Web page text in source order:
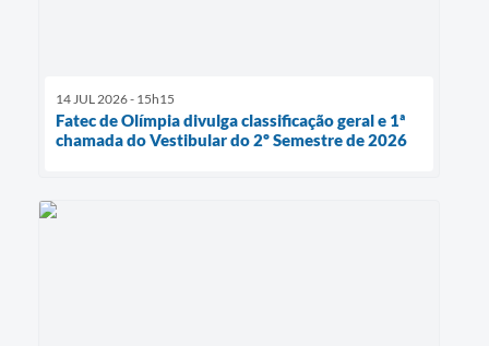
14 JUL 2026 - 15h15
Fatec de Olímpia divulga classificação geral e 1ª
chamada do Vestibular do 2º Semestre de 2026